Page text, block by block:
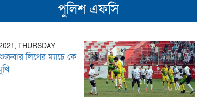
পুলিশ এফসি
THURSDAY
লিগের ম্যাচে কে